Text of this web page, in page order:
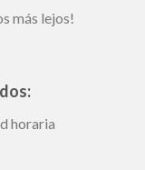
más lejos!
horaria